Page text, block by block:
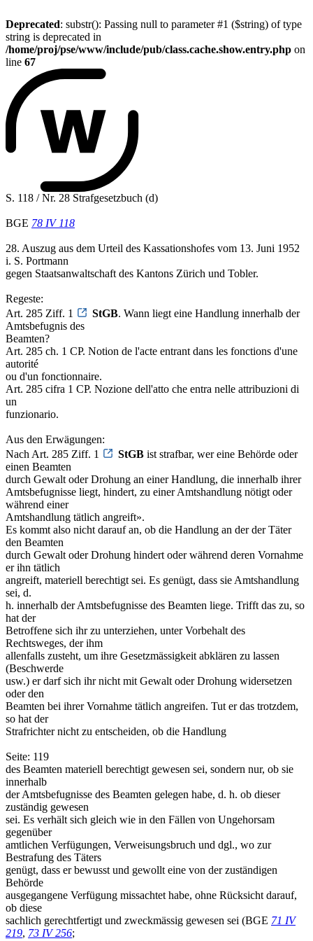
Deprecated: substr(): Passing null to parameter #1 ($string) of type
string is deprecated in
/home/proj/pse/www/include/pub/class.cache.show.entry.php on
line 67
S. 118 / Nr. 28 Strafgesetzbuch (d)
BGE 78 IV 118
28. Auszug aus dem Urteil des Kassationshofes vom 13. Juni 1952
i. S. Portmann
gegen Staatsanwaltschaft des Kantons Zürich und Tobler.
Regeste:
Art. 285 Ziff. 1
StGB. Wann liegt eine Handlung innerhalb der
Amtsbefugnis des
Beamten?
Art. 285 ch. 1 CP. Notion de l'acte entrant dans les fonctions d'une
autorité
ou d'un fonctionnaire.
Art. 285 cifra 1 CP. Nozione dell'atto che entra nelle attribuzioni di
un
funzionario.
Aus den Erwägungen:
Nach Art. 285 Ziff. 1
StGB ist strafbar, wer eine Behörde oder
einen Beamten
durch Gewalt oder Drohung an einer Handlung, die innerhalb ihrer
Amtsbefugnisse liegt, hindert, zu einer Amtshandlung nötigt oder
während einer
Amtshandlung tätlich angreift».
Es kommt also nicht darauf an, ob die Handlung an der der Täter
den Beamten
durch Gewalt oder Drohung hindert oder während deren Vornahme
er ihn tätlich
angreift, materiell berechtigt sei. Es genügt, dass sie Amtshandlung
sei, d.
h. innerhalb der Amtsbefugnisse des Beamten liege. Trifft das zu, so
hat der
Betroffene sich ihr zu unterziehen, unter Vorbehalt des
Rechtsweges, der ihm
allenfalls zusteht, um ihre Gesetzmässigkeit abklären zu lassen
(Beschwerde
usw.) er darf sich ihr nicht mit Gewalt oder Drohung widersetzen
oder den
Beamten bei ihrer Vornahme tätlich angreifen. Tut er das trotzdem,
so hat der
Strafrichter nicht zu entscheiden, ob die Handlung
Seite: 119
des Beamten materiell berechtigt gewesen sei, sondern nur, ob sie
innerhalb
der Amtsbefugnisse des Beamten gelegen habe, d. h. ob dieser
zuständig gewesen
sei. Es verhält sich gleich wie in den Fällen von Ungehorsam
gegenüber
amtlichen Verfügungen, Verweisungsbruch und dgl., wo zur
Bestrafung des Täters
genügt, dass er bewusst und gewollt eine von der zuständigen
Behörde
ausgegangene Verfügung missachtet habe, ohne Rücksicht darauf,
ob diese
sachlich gerechtfertigt und zweckmässig gewesen sei (BGE 71 IV
219, 73 IV 256;